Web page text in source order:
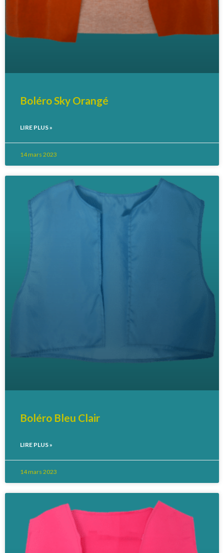
Boléro Sky Orangé
LIRE PLUS »
14 mars 2023
Boléro Bleu Clair
LIRE PLUS »
14 mars 2023